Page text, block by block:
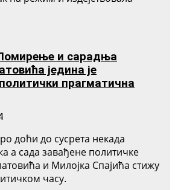
и сарадња
једина је
прагматична
доћи до сусрета некада
а сада завађене политичке
и Милојка Спајића стижу
часу.